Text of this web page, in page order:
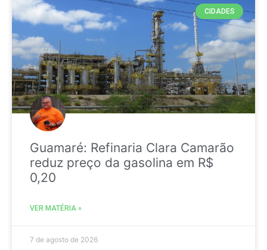
CIDADES
Guamaré: Refinaria Clara Camarão
reduz preço da gasolina em R$
0,20
VER MATÉRIA »
7 de agosto de 2026